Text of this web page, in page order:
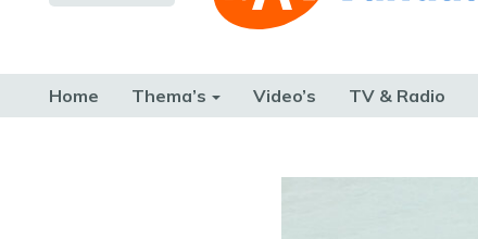
Home Thema’s Video’s TV & Radio